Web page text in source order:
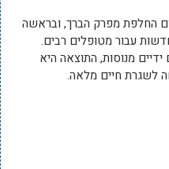
החלפת מפרק הברך, ובראשה
עבור מטופלים רבים.
מנוסות, התוצאה היא
לשגרת חיים מלאה.